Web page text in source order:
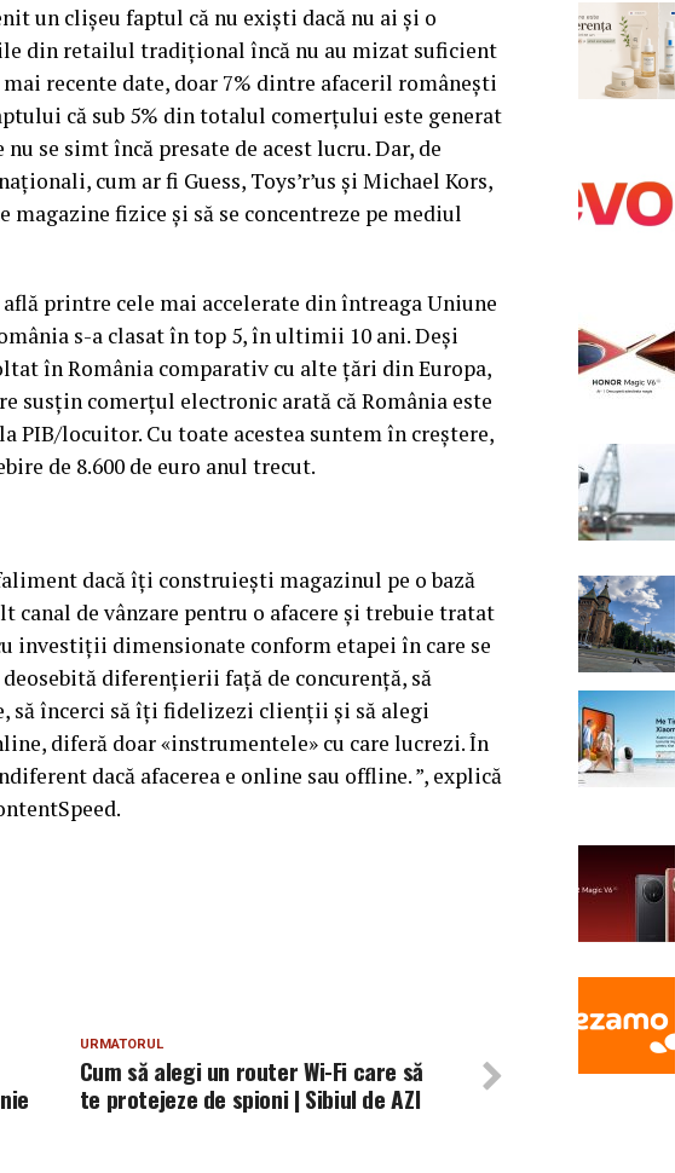
un clişeu faptul că nu exişti dacă nu ai şi o
din retailul tradiţional încă nu au mizat suficient
recente date, doar 7% dintre afaceril româneşti
că sub 5% din totalul comerţului este generat
se simt încă presate de acest lucru. Dar, de
cum ar fi Guess, Toys’r’us şi Michael Kors,
magazine fizice şi să se concentreze pe mediul
printre cele mai accelerate din întreaga Uniune
s-a clasat în top 5, în ultimii 10 ani. Deşi
în România comparativ cu alte ţări din Europa,
susţin comerţul electronic arată că România este
PIB/locuitor. Cu toate acestea suntem în creştere,
de 8.600 de euro anul trecut.
dacă îţi construieşti magazinul pe o bază
canal de vânzare pentru o afacere şi trebuie tratat
investiţii dimensionate conform etapei în care se
diferenţierii faţă de concurenţă, să
să încerci să îţi fidelizezi clienţii şi să alegi
diferă doar «instrumentele» cu care lucrezi. În
dacă afacerea e online sau offline. ”, explică
URMATORUL
Cum să alegi un router Wi-Fi care să
te protejeze de spioni | Sibiul de AZI